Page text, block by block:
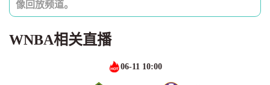
像回放频道。
WNBA相关直播
06-11 10:00